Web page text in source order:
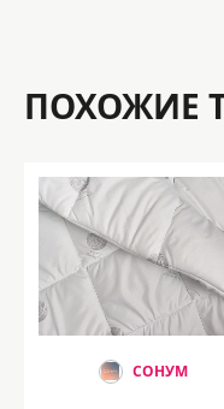
ПОХОЖИЕ
СОНУМ